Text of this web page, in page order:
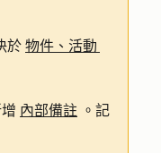
於 物件、活動
內部備註 。記